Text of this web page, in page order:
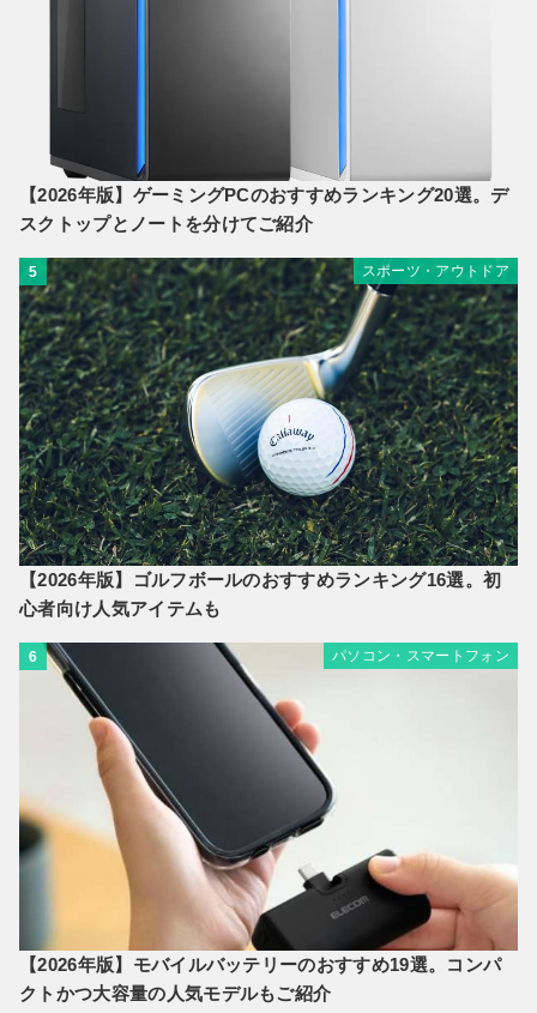
【2026年版】ゲーミングPCのおすすめランキング20選。デ
スクトップとノートを分けてご紹介
5 スポーツ・アウトドア
【2026年版】ゴルフボールのおすすめランキング16選。初
心者向け人気アイテムも
6 パソコン・スマートフォン
【2026年版】モバイルバッテリーのおすすめ19選。コンパ
クトかつ大容量の人気モデルもご紹介